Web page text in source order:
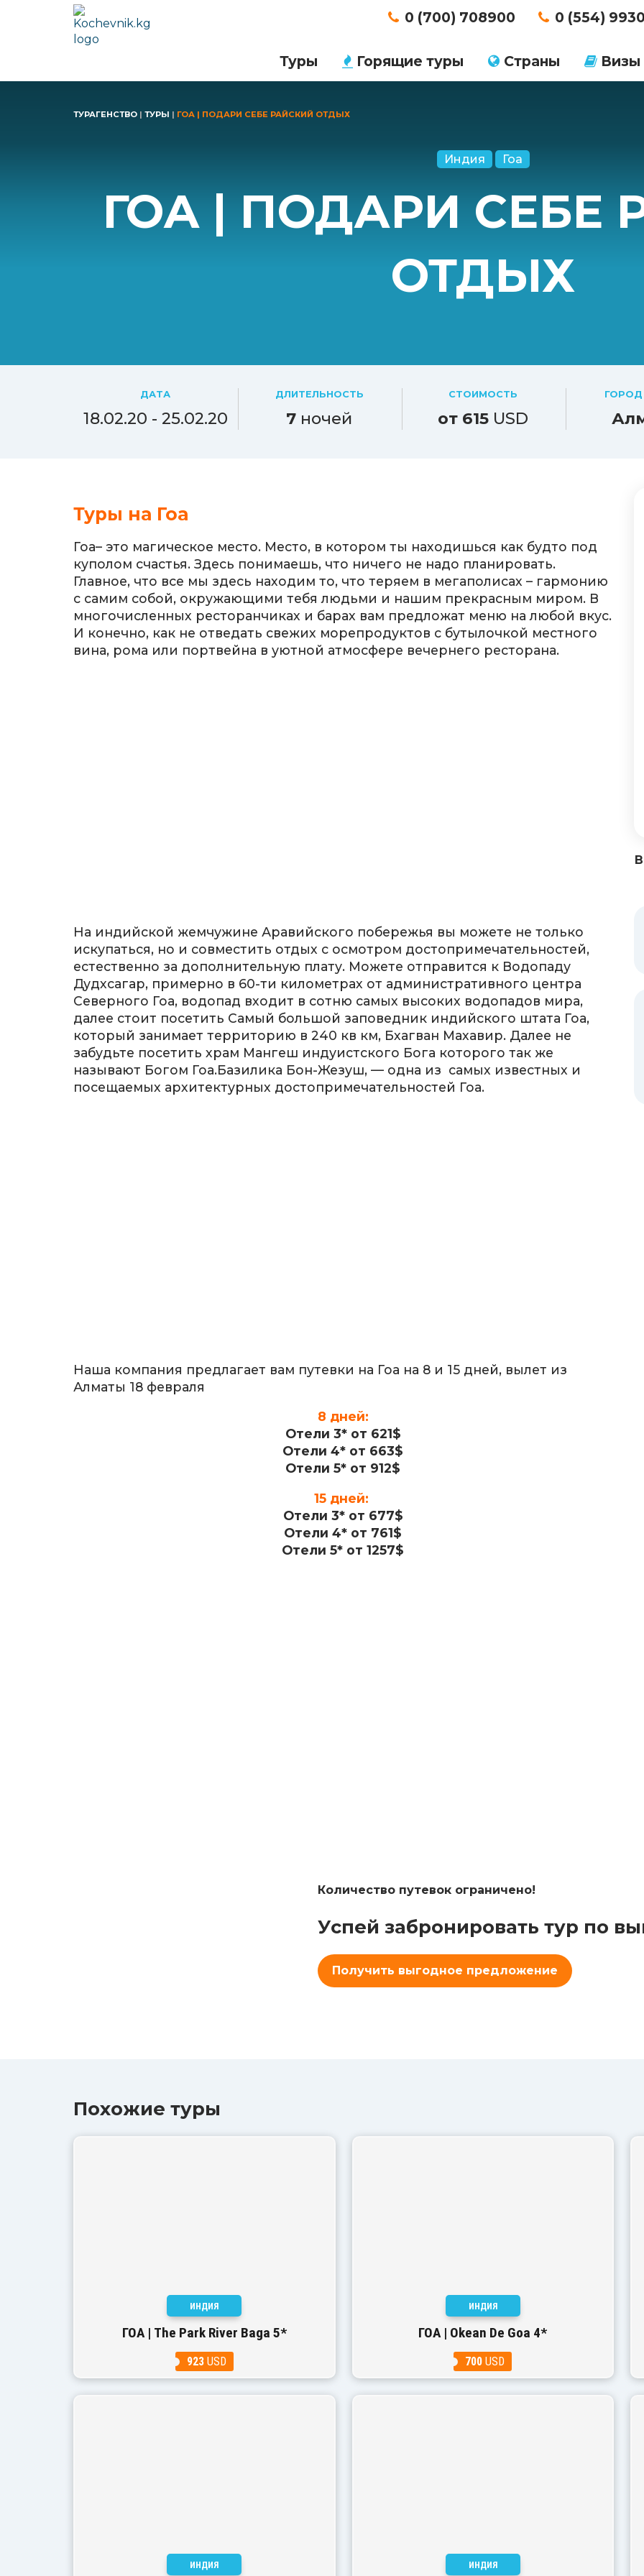
0 (700) 708900 0 (554)
Туры Горящие туры Страны Визы
ТУРАГЕНСТВО | ТУРЫ | ГОА | ПОДАРИ СЕБЕ РАЙСКИЙ ОТДЫХ
Индия Гоа
ГОА | ПОДАРИ СЕБЕ
ОТДЫХ
ДАТА
18.02.20 - 25.02.20
ДЛИТЕЛЬНОСТЬ
7 ночей
СТОИМОСТЬ
от 615 USD
Туры на Гоа
Гоа– это магическое место. Место, в котором ты находишься как будто под
куполом счастья. Здесь понимаешь, что ничего не надо планировать.
Главное, что все мы здесь находим то, что теряем в мегаполисах – гармонию
с самим собой, окружающими тебя людьми и нашим прекрасным миром. В
многочисленных ресторанчиках и барах вам предложат меню на любой вкус.
И конечно, как не отведать свежих морепродуктов с бутылочкой местного
вина, рома или портвейна в уютной атмосфере вечернего ресторана.
На индийской жемчужине Аравийского побережья вы можете не только
искупаться, но и совместить отдых с осмотром достопримечательностей,
естественно за дополнительную плату. Можете отправится к Водопаду
Дудхсагар, примерно в 60-ти километрах от административного центра
Северного Гоа, водопад входит в сотню самых высоких водопадов мира,
далее стоит посетить Самый большой заповедник индийского штата Гоа,
который занимает территорию в 240 кв км, Бхагван Махавир. Далее не
забудьте посетить храм Мангеш индуистского Бога которого так же
называют Богом Гоа.Базилика Бон-Жезуш, — одна из самых известных и
посещаемых архитектурных достопримечательностей Гоа.
Наша компания предлагает вам путевки на Гоа на 8 и 15 дней, вылет из
Алматы 18 февраля
8 дней:
Отели 3* от 621$
Отели 4* от 663$
Отели 5* от 912$
15 дней:
Отели 3* от 677$
Отели 4* от 761$
Отели 5* от 1257$
Количество путевок ограничено!
Успей забронировать тур по
Получить выгодное предложение
Похожие туры
ИНДИЯ
ГОА | The Park River Baga 5*
923USD
ИНДИЯ
ГОА | Okean De Goa 4*
700 USD
ИНДИЯ ИНДИЯ